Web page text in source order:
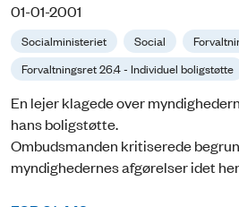
01-01-2001
Socialministeriet Social
Forvaltningsret 26.4 - Individuel boligstøtte
En lejer klagede over
hans boligstøtte.
Ombudsmanden kritiserede
myndighedernes afgørelser idet